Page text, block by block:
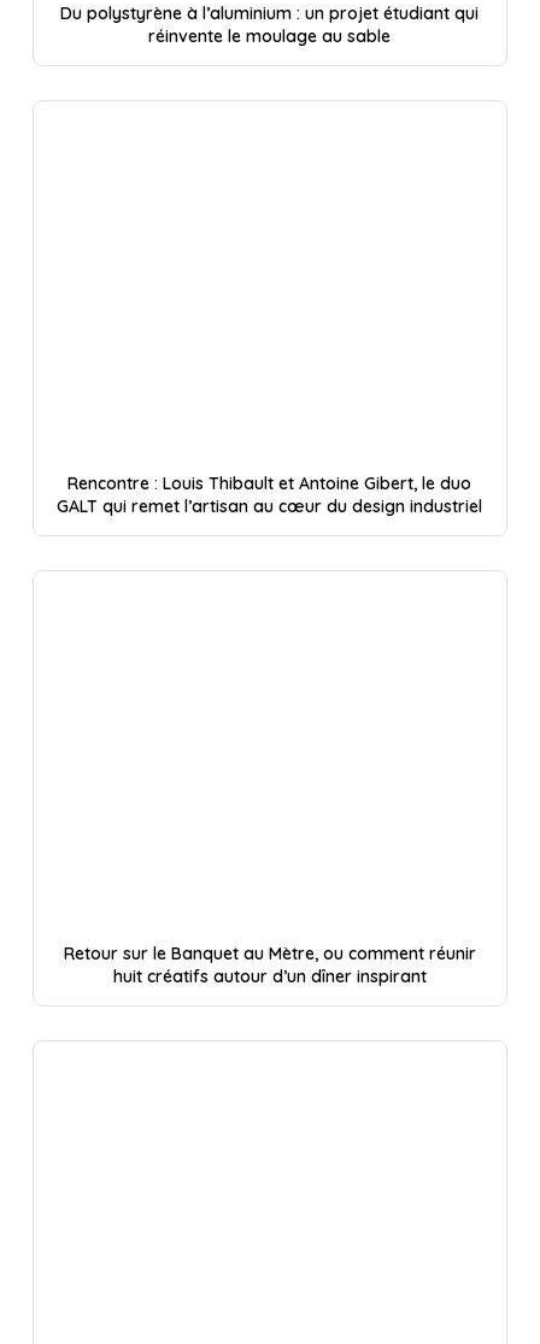
Du polystyrène à l’aluminium : un projet étudiant qui
réinvente le moulage au sable
Rencontre : Louis Thibault et Antoine Gibert, le duo
GALT qui remet l’artisan au cœur du design industriel
Retour sur le Banquet au Mètre, ou comment réunir
huit créatifs autour d’un dîner inspirant